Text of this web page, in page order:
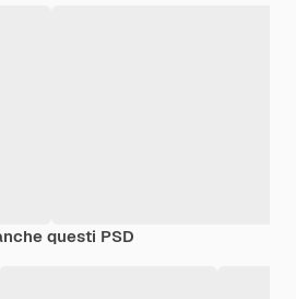
questi PSD